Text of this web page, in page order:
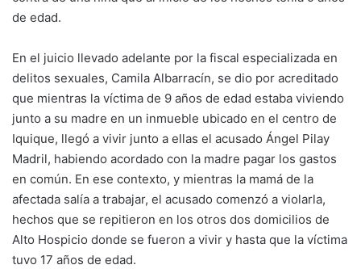
de edad.
En el juicio llevado adelante por la fiscal especializada en
delitos sexuales, Camila Albarracín, se dio por acreditado
que mientras la víctima de 9 años de edad estaba viviendo
junto a su madre en un inmueble ubicado en el centro de
Iquique, llegó a vivir junto a ellas el acusado Ángel Pilay
Madril, habiendo acordado con la madre pagar los gastos
en común. En ese contexto, y mientras la mamá de la
afectada salía a trabajar, el acusado comenzó a violarla,
hechos que se repitieron en los otros dos domicilios de
Alto Hospicio donde se fueron a vivir y hasta que la víctima
tuvo 17 años de edad.